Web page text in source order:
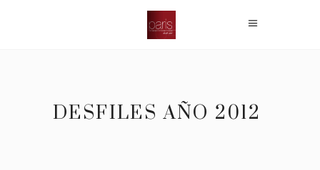
DESFILES AÑO 2012